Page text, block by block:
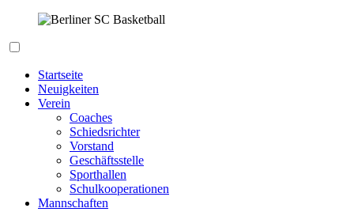
springen
Startseite
Neuigkeiten
Verein
Coaches
Schiedsrichter
Vorstand
Geschäftsstelle
Sporthallen
Schulkooperationen
Mannschaften